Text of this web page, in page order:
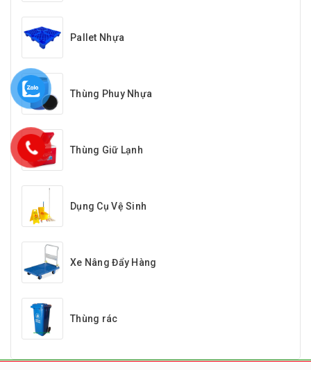
Pallet Nhựa
Thùng Phuy Nhựa
Thùng Giữ Lạnh
Dụng Cụ Vệ Sinh
Xe Nâng Đẩy Hàng
Thùng rác